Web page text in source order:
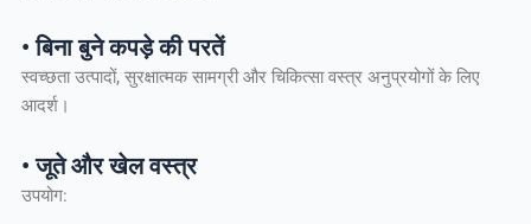
• बिना बुने कपड़े की परतें
स्वच्छता उत्पादों, सुरक्षात्मक सामग्री और चिकित्सा वस्त्र अनुप्रयोगों के लिए
आदर्श।
• जूते और खेल वस्त्र
उपयोग: